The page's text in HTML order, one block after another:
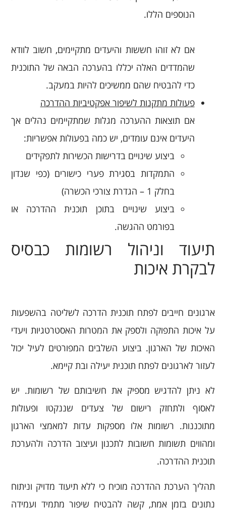
הנוספים הללו.
אם לא זוהו חששות והיעדים מתקיימים, חשוב לוודא
שהמדדים האלה יכללו בהערכה הבאה של התוכנית
כדי להבטיח שהם ממשיכים להיות במעקב.
פעולות מתקנות לשיפור אפקטיביות ההדרכה
אם תוצאות ההערכה מגלות שמתקיימים נהלים אך
היעדים אינם עומדים, יש כמה בפעולות אפשריות:
ביצוע שינויים בדרישות הכשירות לתפקידים
התמקדות בסגירת פערי כישורים (כפי שנדון
בחלק 1 – הגדרת צורכי הכשרה)
ביצוע שינויים בתוכן תוכנית ההדרכה או
בפורמט ההגשה.
תיעוד וניהול רשומות כבסיס
לבקרת איכות
ארגונים חייבים לפתח תוכנית הדרכה לשליטה בהשפעות
על איכות התפוקה ולספק את המטרות האסטרטגיות ויעדי
האיכות של הארגון. ביצוע השלבים המפורטים לעיל יכול
לעזור לארגונים לפתח תוכנית יעילה ובת קיימא.
לא ניתן להדגיש מספיק את חשיבותם של רשומות. יש
לאסוף ולתחזק רישום של צעדים שננקטו ופעולות
מתוכננות. רשומות אלו מספקות עדות למאמצי הארגון
ומהווים תשומות חשובות לתכנון ועיצוב הדרכה ולהערכת
תוכנית ההדרכה.
תהליך הערכת ההדרכה מוכיח כי ללא תיעוד מדויק וניתוח
נתונים בזמן אמת, קשה להבטיח שיפור מתמיד ועמידה